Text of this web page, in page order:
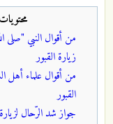
محتويات
من أقوال النبي "صلى
زيارة القبور
من أقوال علماء أهل
القبور
جواز شد الرّحال